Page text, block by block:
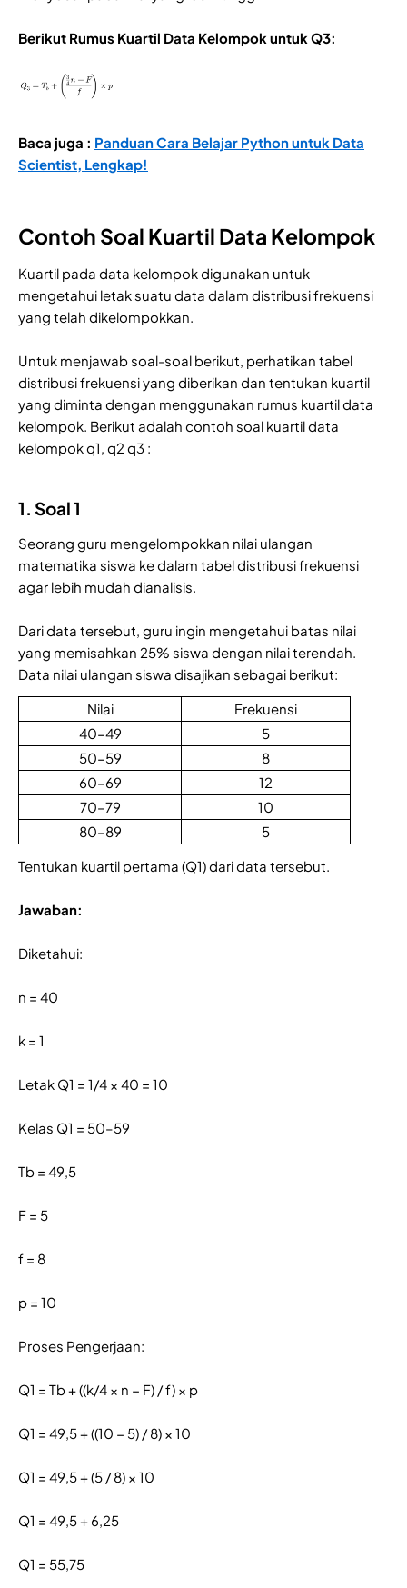
Berikut Rumus Kuartil Data Kelompok untuk Q3:
Baca juga : Panduan Cara Belajar Python untuk Data
Scientist, Lengkap!
Contoh Soal Kuartil Data Kelompok
Kuartil pada data kelompok digunakan untuk
mengetahui letak suatu data dalam distribusi frekuensi
yang telah dikelompokkan.
Untuk menjawab soal-soal berikut, perhatikan tabel
distribusi frekuensi yang diberikan dan tentukan kuartil
yang diminta dengan menggunakan rumus kuartil data
kelompok. Berikut adalah contoh soal kuartil data
kelompok q1, q2 q3 :
1. Soal 1
Seorang guru mengelompokkan nilai ulangan
matematika siswa ke dalam tabel distribusi frekuensi
agar lebih mudah dianalisis.
Dari data tersebut, guru ingin mengetahui batas nilai
yang memisahkan 25% siswa dengan nilai terendah.
Data nilai ulangan siswa disajikan sebagai berikut:
Nilai
Frekuensi
40-49
5
50-59
8
60–69
12
70–79
10
80–89
5
Tentukan kuartil pertama (Q1) dari data tersebut.
Jawaban:
Diketahui:
n = 40
k = 1
Letak Q1 = 1/4 × 40 = 10
Kelas Q1 = 50–59
Tb = 49,5
F = 5
f = 8
p = 10
Proses Pengerjaan:
Q1 = Tb + ((k/4 × n − F) / f) × p
Q1 = 49,5 + ((10 − 5) / 8) × 10
Q1 = 49,5 + (5 / 8) × 10
Q1 = 49,5 + 6,25
Q1 = 55,75